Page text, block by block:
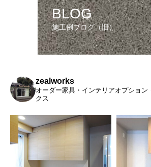
BLOG
施工例ブログ（旧）
zealworks
オーダー家具・インテリアオプション
クス